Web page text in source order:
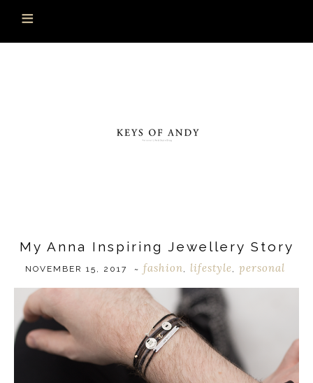
My Anna Inspiring Jewellery Story
NOVEMBER 15, 2017 ~ fashion lifestyle personal